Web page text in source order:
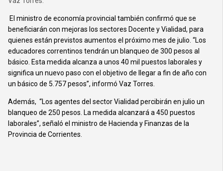
El ministro de economía provincial también confirmó que se
beneficiarán con mejoras los sectores Docente y Vialidad, para
quienes están previstos aumentos el próximo mes de julio. “Los
educadores correntinos tendrán un blanqueo de 300 pesos al
básico. Esta medida alcanza a unos 40 mil puestos laborales y
significa un nuevo paso con el objetivo de llegar a fin de año con
un básico de 5.757 pesos”, informó Vaz Torres.
Además, “Los agentes del sector Vialidad percibirán en julio un
blanqueo de 250 pesos. La medida alcanzará a 450 puestos
laborales”, señaló el ministro de Hacienda y Finanzas de la
Provincia de Corrientes.